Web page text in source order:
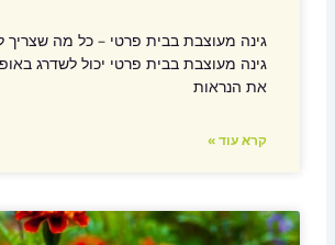
גינה מעוצבת בבית פרטי – כל מה שצריך
גינה מעוצבת בבית פרטי יכול לשדרג
את הנראות
קרא עוד »